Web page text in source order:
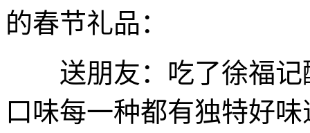
的春节礼品：
送朋友：吃了徐福记
口味每一种都有独特好味